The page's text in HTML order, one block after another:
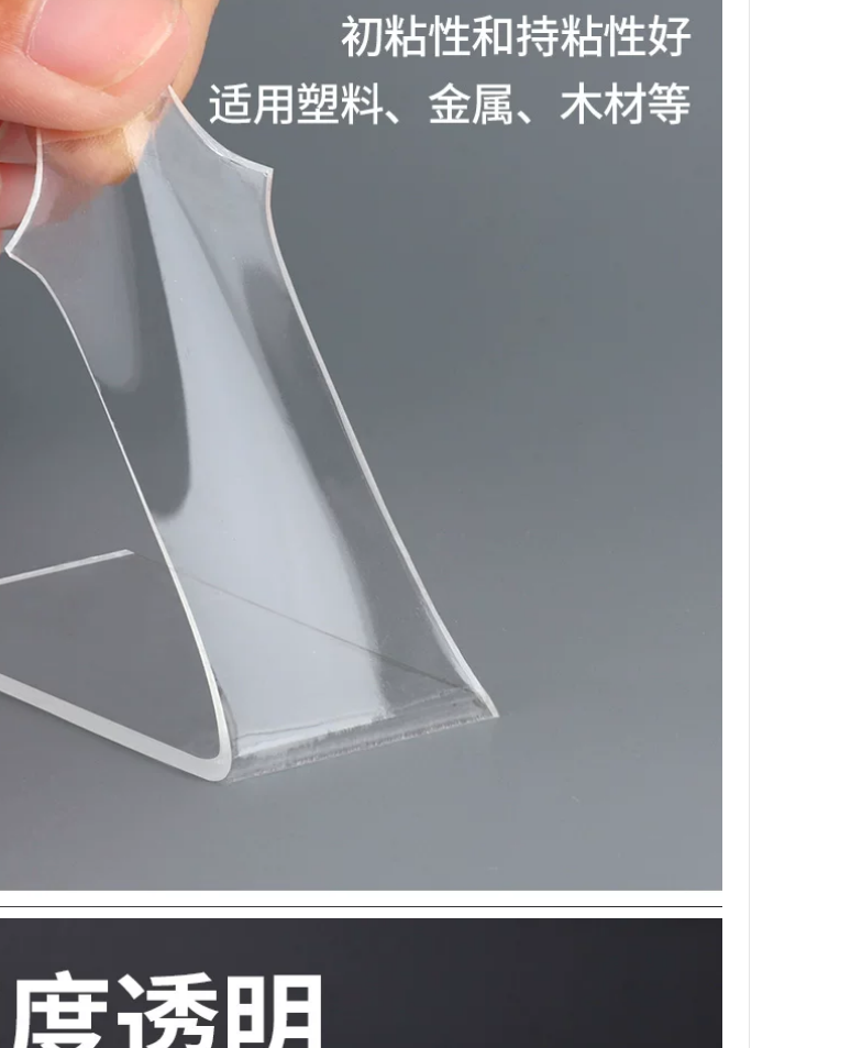
độ nhớt cao, băng
keo xốp màng đỏ,
vật tư thiết bị công
nghiệp, vật tư văn
phòng băng dính
xốp 2 mặt 5cm
219,000
Rèm cửa kính tường
và cửa sổ dán băng
dính hai mặt, dải bít
kín phòng chống
nắng bằng kính
rỗng, tấm xốp chống
thấm, chống bụi và
chống va đập, tấm
kim loại đen, tấm
gốm đá phiến,
tường bao bên
ngoài tòa nhà chất
kết dính hai mặt keo
hai mặt xốp
Miloqi keo hai mặt
có độ nhớt cao Băng
xốp dán tường cố
định xe không có
vết dính keo bọt
siêu mỏng bán
buôn vận chuyển
Băng keo xốp hai
mặt có độ nhớt siêu
cao dày 1-2-3mm
băng keo xốp trắng
Miloqi bọt biển PE
mạnh mẽ Băng keo
hai mặt trang trí có
trunking không có
móng tay bảng tên
quảng cáo đặc biệt
cố định không thấm
nước chịu nhiệt độ
cao màng đen đỏ
bọt biển dày nhãn
dán hai mặt băng
Keo dán hai mặt
siêu mỏng mạnh
mẽ, độ nhớt cao cáp
chống mài mòn
Băng dính 2 mặt dán
tường
203,000